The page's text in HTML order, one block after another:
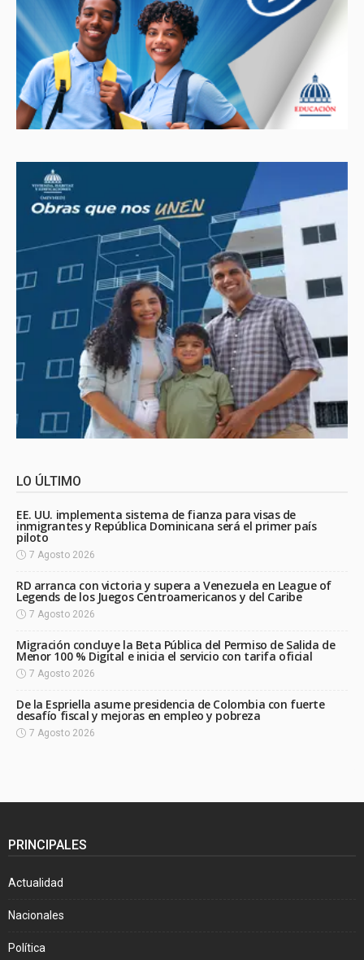
LO ÚLTIMO
EE. UU. implementa sistema de fianza para visas de
inmigrantes y República Dominicana será el primer país
piloto
7 Agosto 2026
RD arranca con victoria y supera a Venezuela en League of
Legends de los Juegos Centroamericanos y del Caribe
7 Agosto 2026
Migración concluye la Beta Pública del Permiso de Salida de
Menor 100 % Digital e inicia el servicio con tarifa oficial
7 Agosto 2026
De la Espriella asume presidencia de Colombia con fuerte
desafío fiscal y mejoras en empleo y pobreza
7 Agosto 2026
PRINCIPALES
Actualidad
Nacionales
Política